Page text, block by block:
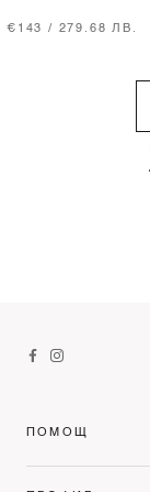
€143 / 279.68 ЛВ.
ПОМОЩ